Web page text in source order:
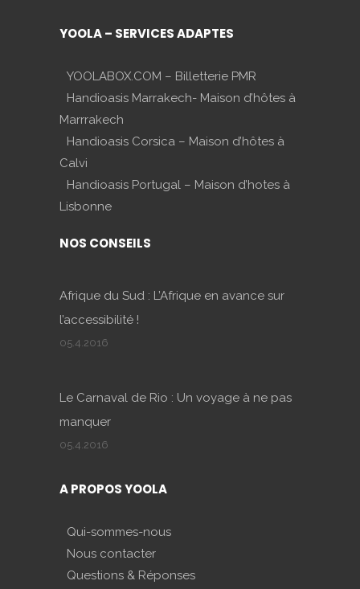
YOOLA – SERVICES ADAPTES
YOOLABOX.COM – Billetterie PMR
Handioasis Marrakech- Maison d’hôtes à
Marrrakech
Handioasis Corsica – Maison d’hôtes à
Calvi
Handioasis Portugal – Maison d’hotes à
Lisbonne
NOS CONSEILS
Afrique du Sud : L’Afrique en avance sur
l’accessibilité !
05.4.2016
Le Carnaval de Rio : Un voyage à ne pas
manquer
05.4.2016
A PROPOS YOOLA
Qui-sommes-nous
Nous contacter
Questions & Réponses